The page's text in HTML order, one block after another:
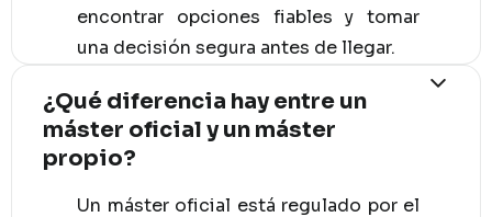
encontrar opciones fiables y tomar
una decisión segura antes de llegar.
¿Qué diferencia hay entre un
máster oficial y un máster
propio?
Un máster oficial está regulado por el